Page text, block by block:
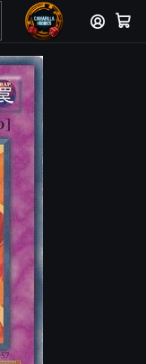
por Whatsapp